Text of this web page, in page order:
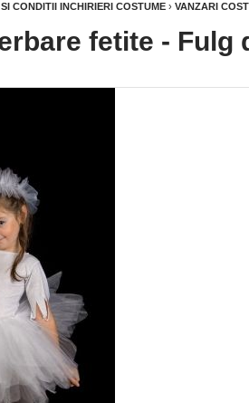
CONDITII INCHIRIERI COSTUME › VANZARI
fetite - Fulg